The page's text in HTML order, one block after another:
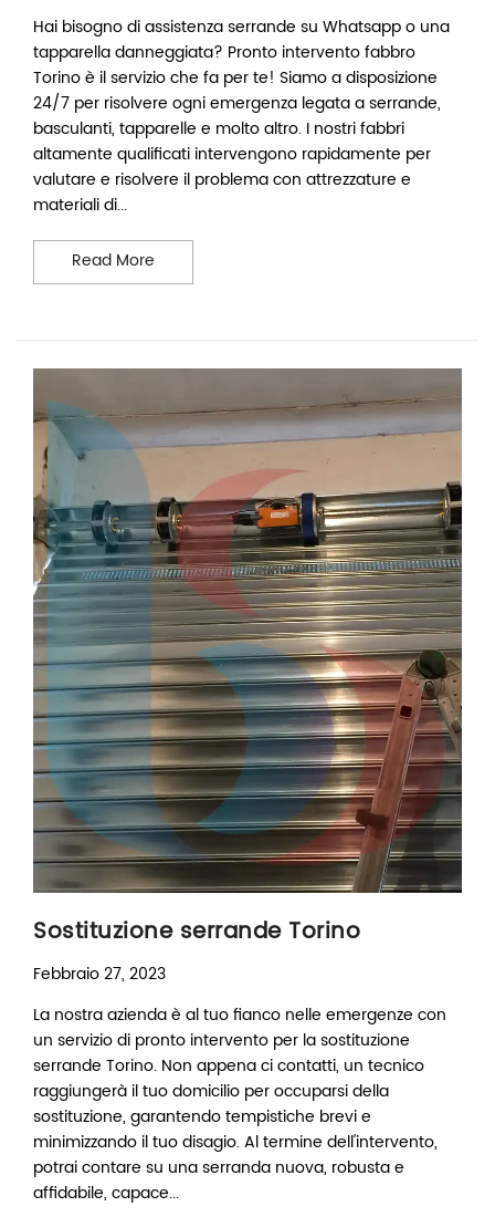
Hai bisogno di assistenza serrande su Whatsapp o una
tapparella danneggiata? Pronto intervento fabbro
Torino è il servizio che fa per te! Siamo a disposizione
24/7 per risolvere ogni emergenza legata a serrande,
basculanti, tapparelle e molto altro. I nostri fabbri
altamente qualificati intervengono rapidamente per
valutare e risolvere il problema con attrezzature e
materiali di...
Read More
Sostituzione serrande Torino
Febbraio 27, 2023
La nostra azienda è al tuo fianco nelle emergenze con
un servizio di pronto intervento per la sostituzione
serrande Torino. Non appena ci contatti, un tecnico
raggiungerà il tuo domicilio per occuparsi della
sostituzione, garantendo tempistiche brevi e
minimizzando il tuo disagio. Al termine dell'intervento,
potrai contare su una serranda nuova, robusta e
affidabile, capace...